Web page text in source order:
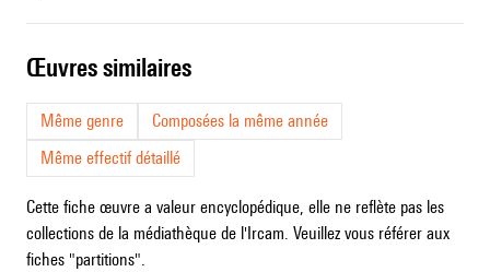
œuvres similaires
Même genre
Composées la même année
Même effectif détaillé
Cette fiche œuvre a valeur encyclopédique, elle ne reflète pas les
collections de la médiathèque de l'Ircam. Veuillez vous référer aux
fiches "partitions".